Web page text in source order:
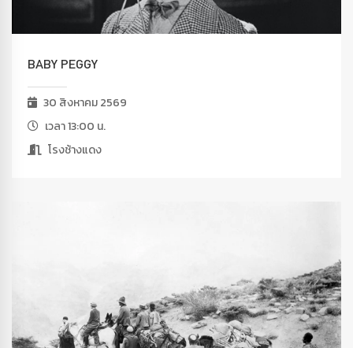
BABY PEGGY
30 สิงหาคม 2569
เวลา 13:00 น.
โรงช้างแดง